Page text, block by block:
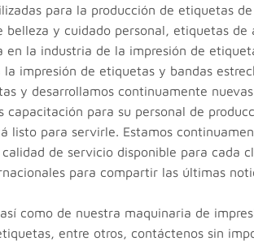
para la producción de etiquetas
y cuidado personal, etiquetas de
la industria de la impresión de
impresión de etiquetas y bandas
y desarrollamos continuamente
para su personal de
listo para servirle. Estamos
de servicio disponible para cada
para compartir las últimas
como de nuestra maquinaria de
entre otros, contáctenos sin